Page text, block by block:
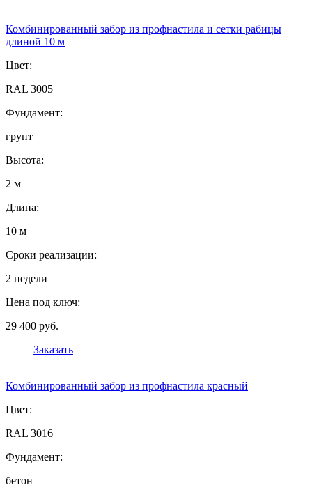
Комбинированный забор из профнастила и сетки рабицы
длиной 10 м
Цвет:
RAL 3005
Фундамент:
грунт
Высота:
2 м
Длина:
10 м
Сроки реализации:
2 недели
Цена под ключ:
29 400 руб.
Заказать
Комбинированный забор из профнастила красный
Цвет:
RAL 3016
Фундамент:
бетон